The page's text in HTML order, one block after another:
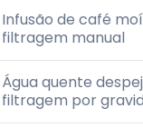
Infusão de café
filtragem manual
Água quente
filtragem por